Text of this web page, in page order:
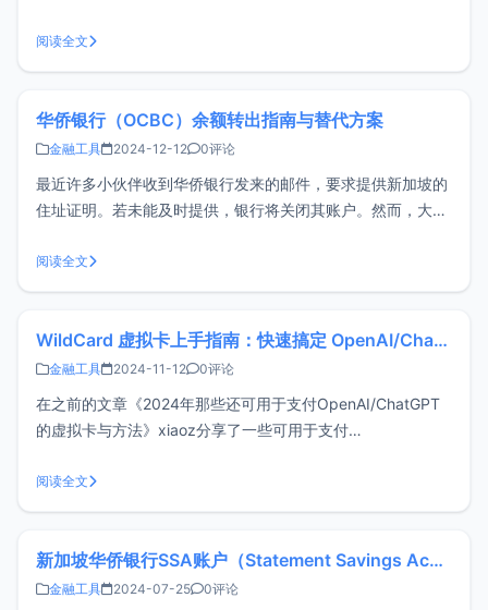
果继续阅读和使用相关风险需要您自行承担，否则请立即停止
阅读！！！优点无需实名可自定义卡片姓名一个账户可开通多
阅读全文
华侨银行（OCBC）余额转出指南与替代方案
金融工具 2024-12-12 0评论
最近许多小伙伴收到华侨银行发来的邮件，要求提供新加坡的
住址证明。若未能及时提供，银行将关闭其账户。然而，大多
户。因此，建议尽早转出华侨银行的存款。接下来，博主将简
单整理并分享在转出过程中遇到的问题，欢迎大家补充。华侨
阅读全文
WildCard 虚拟卡上手指南：快速搞定 OpenAI/ChatGPT 支付
金融工具 2024-11-12 0评论
在之前的文章《2024年那些还可用于支付OpenAI/ChatGPT
的虚拟卡与方法》xiaoz分享了一些可用于支付
再补充一个低门槛的 WildCard 虚拟卡作为备用。如果您需要
USDT充值或者更多卡段需求，还可以看看： 优咔（Uca
阅读全文
新加坡华侨银行SSA账户（Statement Savings Account）关闭指南
金融工具 2024-07-25 0评论